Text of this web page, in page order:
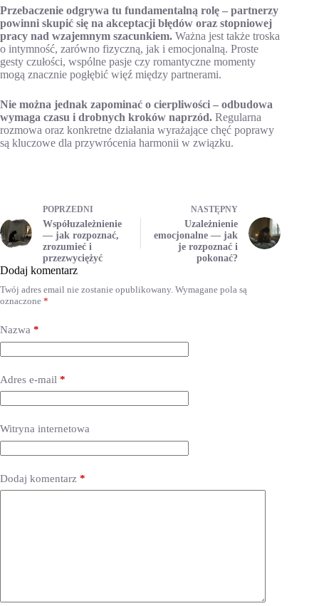
Przebaczenie odgrywa tu fundamentalną rolę – partnerzy
powinni skupić się na akceptacji błędów oraz stopniowej
pracy nad wzajemnym szacunkiem. Ważna jest także troska
o intymność, zarówno fizyczną, jak i emocjonalną. Proste
gesty czułości, wspólne pasje czy romantyczne momenty
mogą znacznie pogłębić więź między partnerami.
Nie można jednak zapominać o cierpliwości – odbudowa
wymaga czasu i drobnych kroków naprzód. Regularna
rozmowa oraz konkretne działania wyrażające chęć poprawy
są kluczowe dla przywrócenia harmonii w związku.
POPRZEDNI
Współuzależnienie
— jak rozpoznać,
zrozumieć i
przezwyciężyć
NASTĘPNY
Uzależnienie
emocjonalne — jak
je rozpoznać i
pokonać?
Dodaj komentarz
Twój adres email nie zostanie opublikowany. Wymagane pola są
oznaczone *
Nazwa *
Adres e-mail *
Witryna internetowa
Dodaj komentarz *